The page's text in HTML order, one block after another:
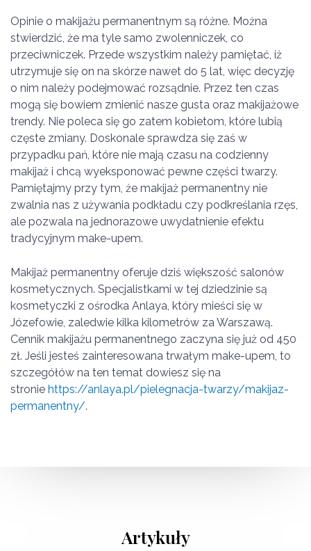
Opinie o makijażu permanentnym są różne. Można
stwierdzić, że ma tyle samo zwolenniczek, co
przeciwniczek. Przede wszystkim należy pamiętać, iż
utrzymuje się on na skórze nawet do 5 lat, więc decyzję
o nim należy podejmować rozsądnie. Przez ten czas
mogą się bowiem zmienić nasze gusta oraz makijażowe
trendy. Nie poleca się go zatem kobietom, które lubią
częste zmiany. Doskonale sprawdza się zaś w
przypadku pań, które nie mają czasu na codzienny
makijaż i chcą wyeksponować pewne części twarzy.
Pamiętajmy przy tym, że makijaż permanentny nie
zwalnia nas z używania podkładu czy podkreślania rzęs,
ale pozwala na jednorazowe uwydatnienie efektu
tradycyjnym make-upem.
Makijaż permanentny oferuje dziś większość salonów
kosmetycznych. Specjalistkami w tej dziedzinie są
kosmetyczki z ośrodka Anlaya, który mieści się w
Józefowie, zaledwie kilka kilometrów za Warszawą.
Cennik makijażu permanentnego zaczyna się już od 450
zł. Jeśli jesteś zainteresowana trwałym make-upem, to
szczegółów na ten temat dowiesz się na
stronie https://anlaya.pl/pielegnacja-twarzy/makijaz-
permanentny/.
Artykuły